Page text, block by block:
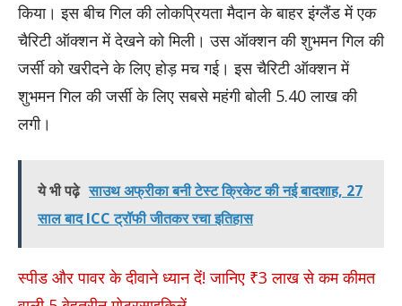
किया। इस बीच गिल की लोकप्रियता मैदान के बाहर इंग्लैंड में एक
चैरिटी ऑक्शन में देखने को मिली। उस ऑक्शन की शुभमन गिल की
जर्सी को खरीदने के लिए होड़ मच गई। इस चैरिटी ऑक्शन में
शुभमन गिल की जर्सी के लिए सबसे महंगी बोली 5.40 लाख की
लगी।
ये भी पढ़े साउथ अफ्रीका बनी टेस्ट क्रिकेट की नई बादशाह, 27
साल बाद ICC ट्रॉफी जीतकर रचा इतिहास
स्पीड और पावर के दीवाने ध्यान दें! जानिए ₹3 लाख से कम कीमत